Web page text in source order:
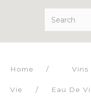
Home / Vins
Vie Eau De